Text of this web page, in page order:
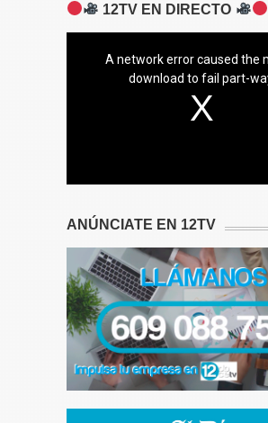
12TV EN DIRECTO
A network error caused the
download to fail part-
ANÚNCIATE EN 12TV